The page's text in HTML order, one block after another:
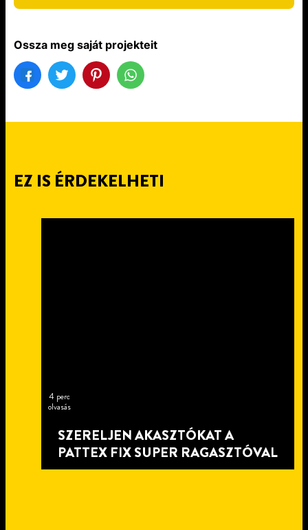
Ossza meg saját projekteit
EZ IS ÉRDEKELHETI
4 perc
olvasás
SZERELJEN AKASZTÓKAT A
PATTEX FIX SUPER RAGASZTÓVAL